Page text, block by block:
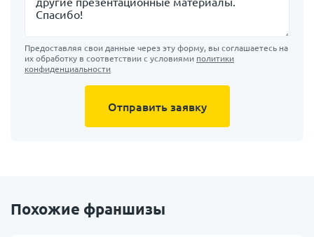
Предоставляя свои данные через эту форму, вы соглашаетесь на
их обработку в соответствии с условиями политики
конфиденциальности
Отправить заявку
Похожие франшизы